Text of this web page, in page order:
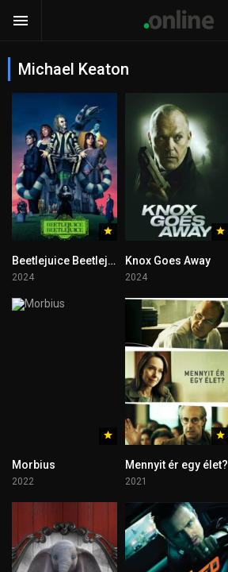
Michael Keaton
Beetlejuice Beetlejuice
2024
Knox Goes Away
2024
Morbius
2022
Mennyit ér egy élet?
2021